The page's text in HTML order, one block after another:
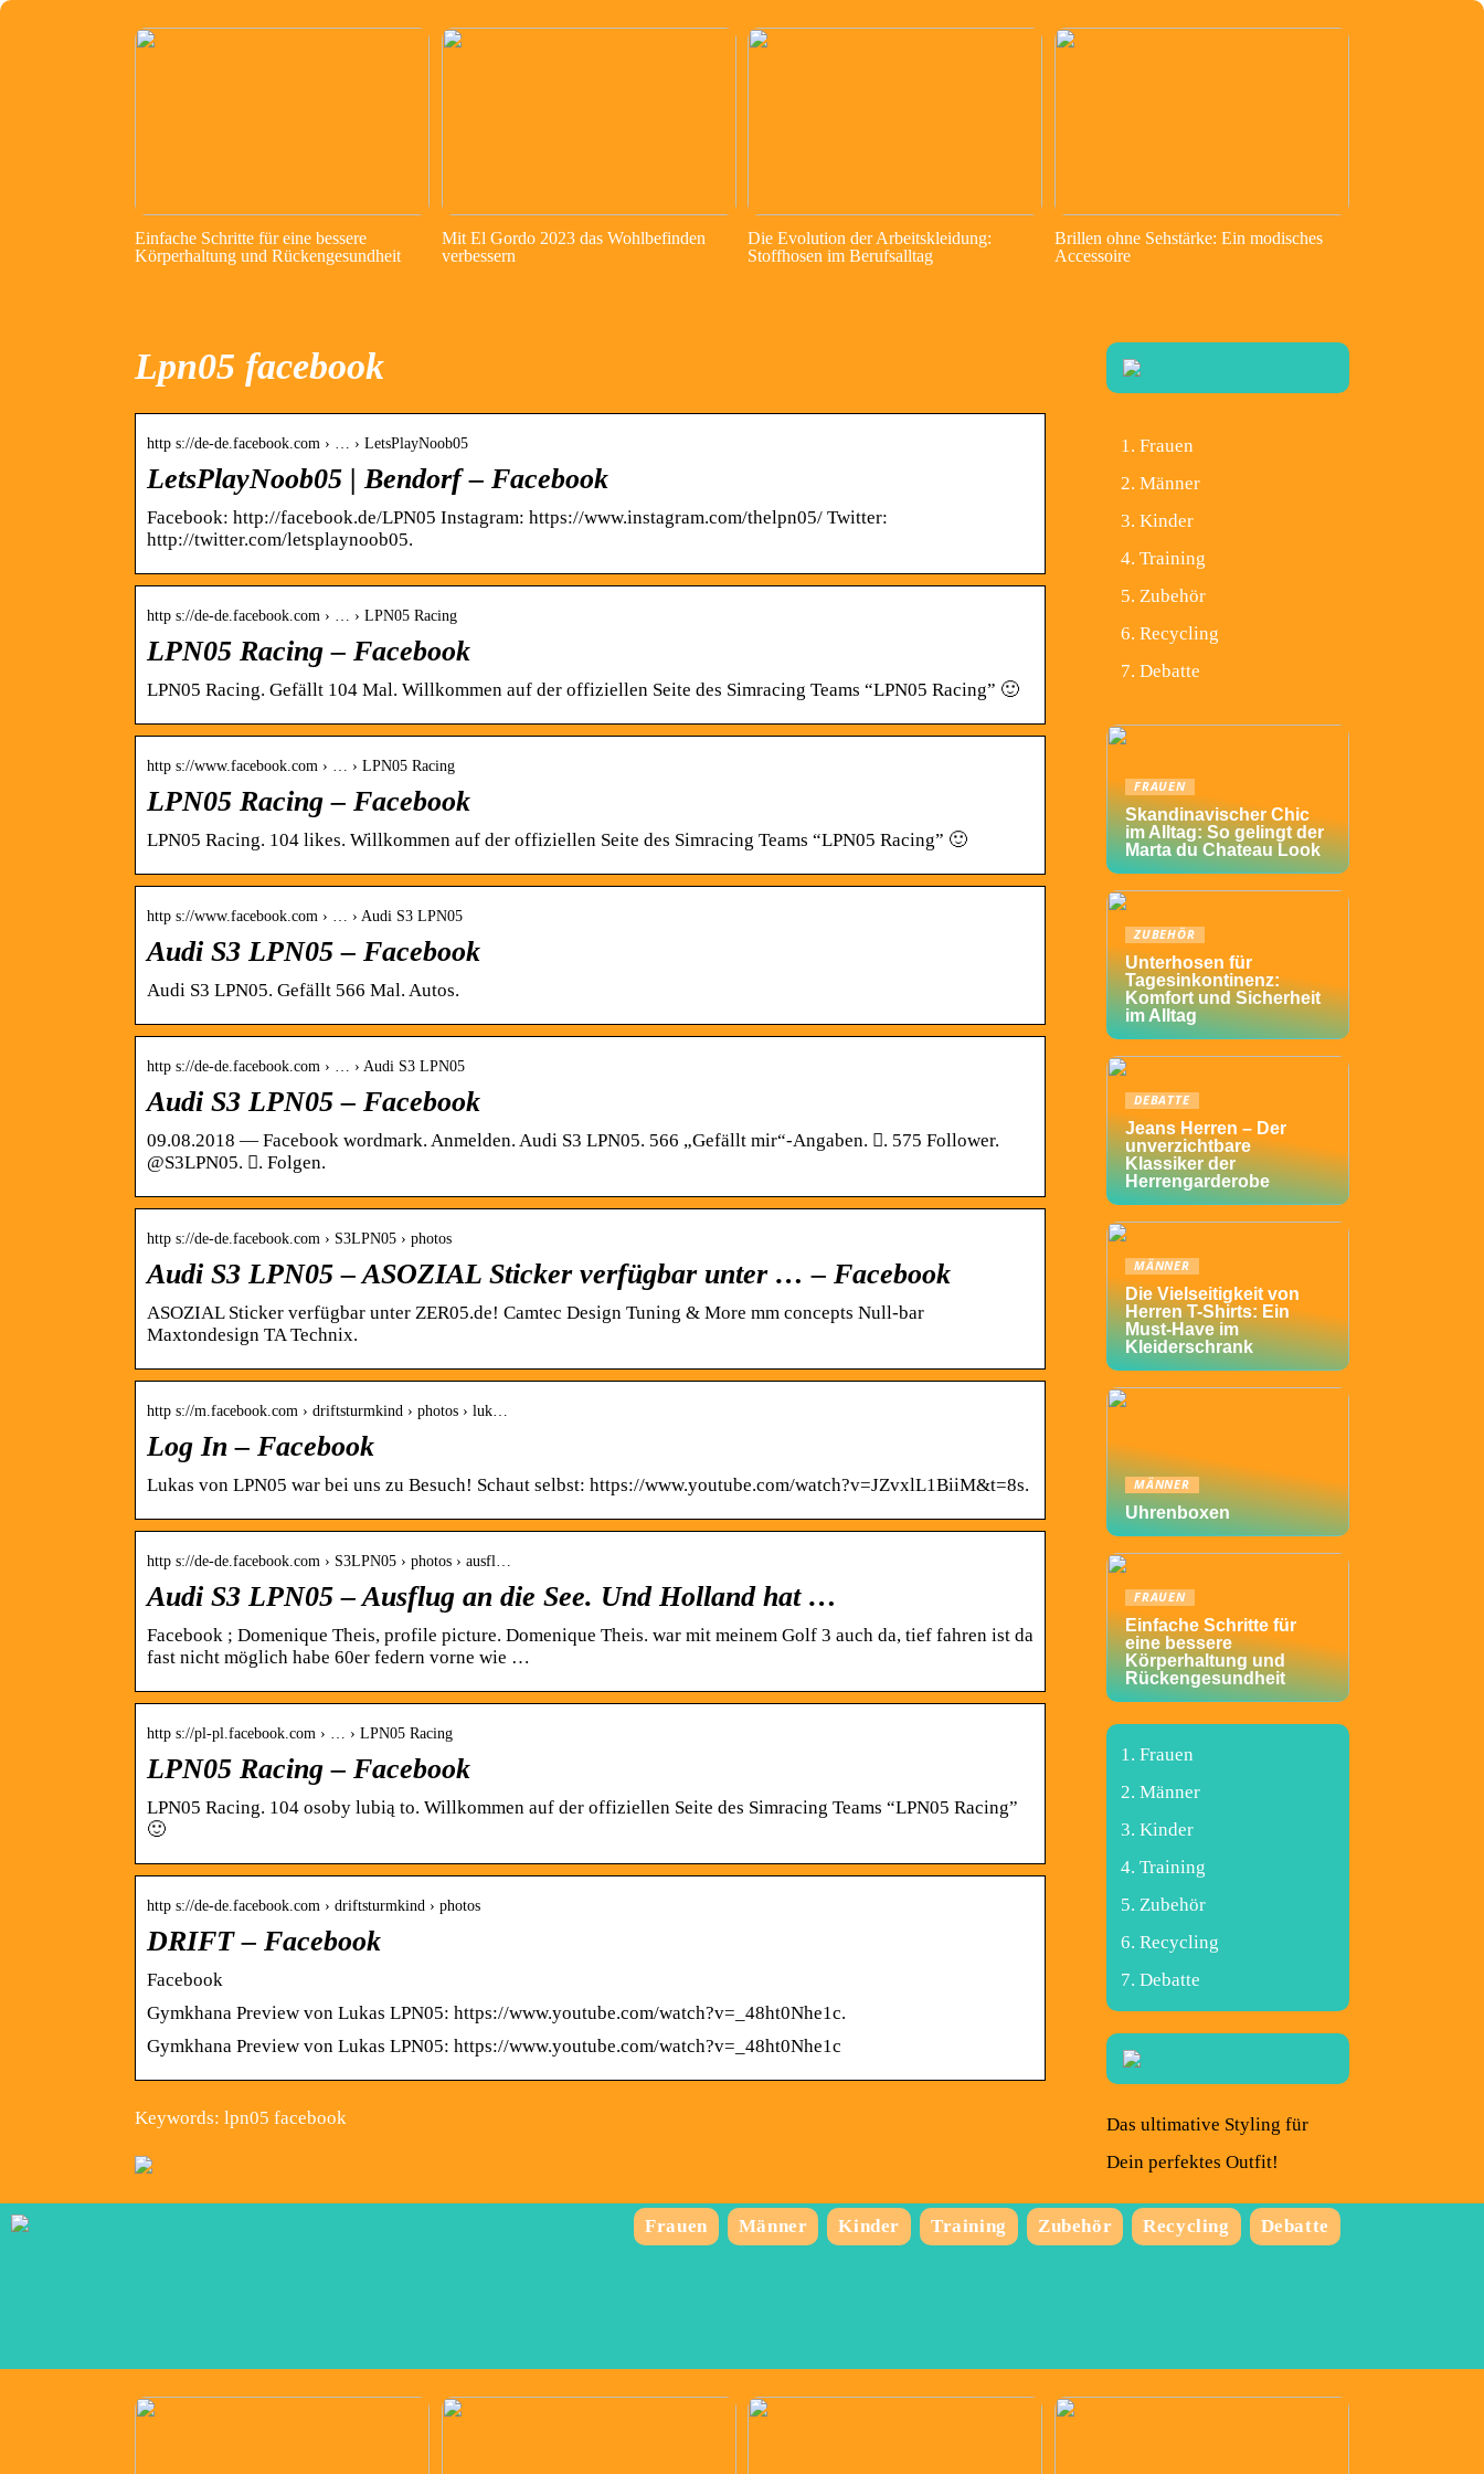
Einfache Schritte für eine bessere
Körperhaltung und Rückengesundheit
Mit El Gordo 2023 das Wohlbefinden
verbessern
Die Evolution der Arbeitskleidung:
Stoffhosen im Berufsalltag
Brillen ohne Sehstärke: Ein modisches
Accessoire
Lpn05 facebook
http s://de-de.facebook.com › … › LetsPlayNoob05
LetsPlayNoob05 | Bendorf – Facebook
Facebook: http://facebook.de/LPN05 Instagram: https://www.instagram.com/thelpn05/ Twitter:
http://twitter.com/letsplaynoob05.
http s://de-de.facebook.com › … › LPN05 Racing
LPN05 Racing – Facebook
LPN05 Racing. Gefällt 104 Mal. Willkommen auf der offiziellen Seite des Simracing Teams “LPN05 Racing” 🙂
http s://www.facebook.com › … › LPN05 Racing
LPN05 Racing – Facebook
LPN05 Racing. 104 likes. Willkommen auf der offiziellen Seite des Simracing Teams “LPN05 Racing” 🙂
http s://www.facebook.com › … › Audi S3 LPN05
Audi S3 LPN05 – Facebook
Audi S3 LPN05. Gefällt 566 Mal. Autos.
http s://de-de.facebook.com › … › Audi S3 LPN05
Audi S3 LPN05 – Facebook
09.08.2018 — Facebook wordmark. Anmelden. Audi S3 LPN05. 566 „Gefällt mir“-Angaben. 󱞋. 575 Follower.
@S3LPN05. 󱙶. Folgen.
http s://de-de.facebook.com › S3LPN05 › photos
Audi S3 LPN05 – ASOZIAL Sticker verfügbar unter … – Facebook
ASOZIAL Sticker verfügbar unter ZER05.de! Camtec Design Tuning & More mm concepts Null-bar
Maxtondesign TA Technix.
http s://m.facebook.com › driftsturmkind › photos › luk…
Log In – Facebook
Lukas von LPN05 war bei uns zu Besuch! Schaut selbst: https://www.youtube.com/watch?v=JZvxlL1BiiM&t=8s.
http s://de-de.facebook.com › S3LPN05 › photos › ausfl…
Audi S3 LPN05 – Ausflug an die See. Und Holland hat …
Facebook ; Domenique Theis, profile picture. Domenique Theis. war mit meinem Golf 3 auch da, tief fahren ist da
fast nicht möglich habe 60er federn vorne wie …
http s://pl-pl.facebook.com › … › LPN05 Racing
LPN05 Racing – Facebook
LPN05 Racing. 104 osoby lubią to. Willkommen auf der offiziellen Seite des Simracing Teams “LPN05 Racing”
🙂
http s://de-de.facebook.com › driftsturmkind › photos
DRIFT – Facebook
Facebook
Gymkhana Preview von Lukas LPN05: https://www.youtube.com/watch?v=_48ht0Nhe1c.
Gymkhana Preview von Lukas LPN05: https://www.youtube.com/watch?v=_48ht0Nhe1c
Keywords: lpn05 facebook
Frauen
Männer
Kinder
Training
Zubehör
Recycling
Debatte
FRAUEN
Skandinavischer Chic
im Alltag: So gelingt der
Marta du Chateau Look
ZUBEHÖR
Unterhosen für
Tagesinkontinenz:
Komfort und Sicherheit
im Alltag
DEBATTE
Jeans Herren – Der
unverzichtbare
Klassiker der
Herrengarderobe
MÄNNER
Die Vielseitigkeit von
Herren T-Shirts: Ein
Must-Have im
Kleiderschrank
MÄNNER
Uhrenboxen
FRAUEN
Einfache Schritte für
eine bessere
Körperhaltung und
Rückengesundheit
Frauen
Männer
Kinder
Training
Zubehör
Recycling
Debatte
Das ultimative Styling für
Dein perfektes Outfit!
Frauen Männer Kinder Training Zubehör Recycling Debatte